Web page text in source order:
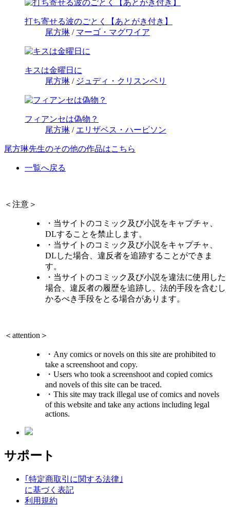
打ち寄せる波のごとく【あとがき付き】
尾方琳 / マーゴ・マグワイア
キスは金曜日に
尾方琳 / ジュディ・クリスンベリ
フィアンセは偽物？
尾方琳 / エリザベス・ハービソン
尾方琳先生のその他の作品はこちら
一覧へ戻る
＜注意＞
・当サイトのコミック及び小説をキャプチャ、
DLすることを禁止します。
・当サイトのコミック及び小説をキャプチャ、
DLした場合、違反者を追跡することができま
す。
・当サイトのコミック及び小説を違法に使用した
場合、違反者の履歴を追跡し、法的手段を含むし
かるべき手段をとる場合があります。
＜attention＞
・Any comics or novels on this site are prohibited to
take a screenshoot and copy.
・Users who took a screenshoot and copied comics
and novels of this site can be traced.
・This site may track illegal use of comics and novels
of this website and take any actions including legal
actions.
サポート
｢特定商取引に関する法律｣
に基づく表記
利用規約